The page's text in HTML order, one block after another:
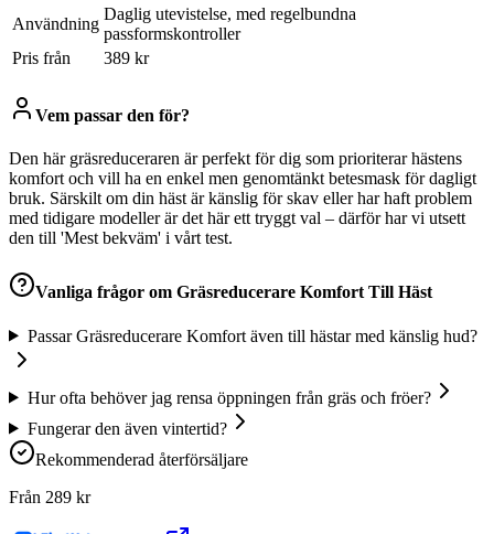
Användning
Daglig utevistelse, med regelbundna
passformskontroller
Pris från
389 kr
Vem passar den för?
Den här gräsreduceraren är perfekt för dig som prioriterar hästens
komfort och vill ha en enkel men genomtänkt betesmask för dagligt
bruk. Särskilt om din häst är känslig för skav eller har haft problem
med tidigare modeller är det här ett tryggt val – därför har vi utsett
den till 'Mest bekväm' i vårt test.
Vanliga frågor om Gräsreducerare Komfort Till Häst
Passar Gräsreducerare Komfort även till hästar med känslig hud?
Hur ofta behöver jag rensa öppningen från gräs och fröer?
Fungerar den även vintertid?
Rekommenderad återförsäljare
Från 289 kr